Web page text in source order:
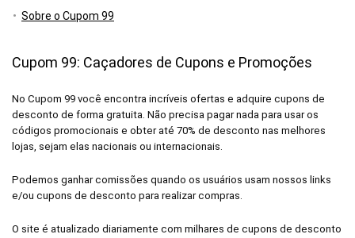
Sobre o Cupom 99
Cupom 99: Caçadores de Cupons e Promoções
No Cupom 99 você encontra incríveis ofertas e adquire cupons de
desconto de forma gratuita. Não precisa pagar nada para usar os
códigos promocionais e obter até 70% de desconto nas melhores
lojas, sejam elas nacionais ou internacionais.
Podemos ganhar comissões quando os usuários usam nossos links
e/ou cupons de desconto para realizar compras.
O site é atualizado diariamente com milhares de cupons de desconto